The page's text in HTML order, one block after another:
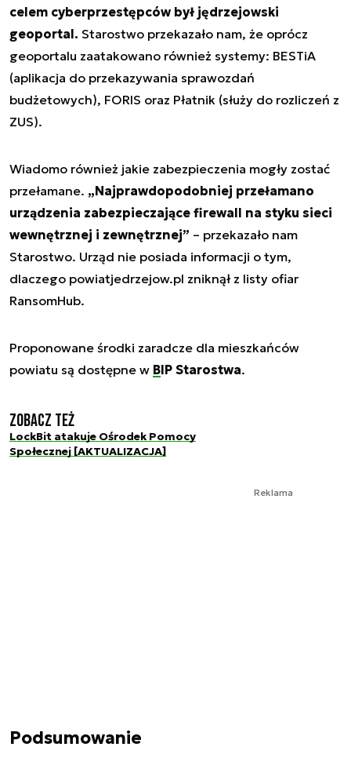
celem cyberprzestępców był jędrzejowski
geoportal. Starostwo przekazało nam, że oprócz
geoportalu zaatakowano również systemy: BESTiA
(aplikacja do przekazywania sprawozdań
budżetowych), FORIS oraz Płatnik (służy do rozliczeń z
ZUS).
Wiadomo również jakie zabezpieczenia mogły zostać
przełamane. „Najprawdopodobniej przełamano
urządzenia zabezpieczające firewall na styku sieci
wewnętrznej i zewnętrznej” – przekazało nam
Starostwo. Urząd nie posiada informacji o tym,
dlaczego powiatjedrzejow.pl zniknął z listy ofiar
RansomHub.
Proponowane środki zaradcze dla mieszkańców
powiatu są dostępne w BIP Starostwa.
Zobacz też
LockBit atakuje Ośrodek Pomocy
Społecznej [AKTUALIZACJA]
Reklama
Podsumowanie